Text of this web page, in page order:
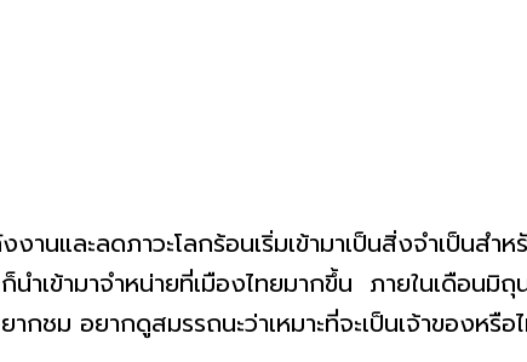
ละลดภาวะโลกร้อนเริ่มเข้ามาเป็นสิ่งจำเป็นสำห
นำเข้ามาจำหน่ายที่เมืองไทยมากขึ้น ภายในเดือนมิ
กชม อยากดูสมรรถนะว่าเหมาะที่จะเป็นเจ้าของหรื